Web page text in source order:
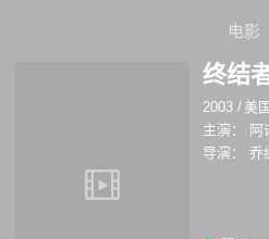
电影
终结
2003 / 美国
主演：
阿
导演：
乔